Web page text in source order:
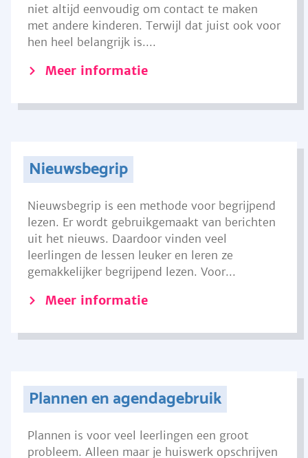
niet altijd eenvoudig om contact te maken
met andere kinderen. Terwijl dat juist ook voor
hen heel belangrijk is....
Meer informatie
Nieuwsbegrip
Nieuwsbegrip is een methode voor begrijpend
lezen. Er wordt gebruikgemaakt van berichten
uit het nieuws. Daardoor vinden veel
leerlingen de lessen leuker en leren ze
gemakkelijker begrijpend lezen. Voor...
Meer informatie
Plannen en agendagebruik
Plannen is voor veel leerlingen een groot
probleem. Alleen maar je huiswerk opschrijven